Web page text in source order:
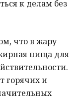
к делам без
что в жару
пища для
горячих и